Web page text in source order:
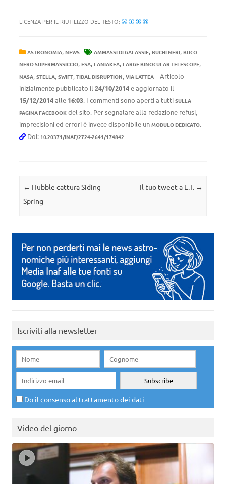
LICENZA PER IL RIUTILIZZO DEL TESTO:
ASTRONOMIA, NEWS AMMASSI DI GALASSIE, BUCHI NERI, BUCO
NERO SUPERMASSICCIO, ESA, LANIAKEA, LARGE BINOCULAR TELESCOPE,
NASA, STELLA, SWIFT, TIDAL DISRUPTION, VIA LATTEA
Articolo
inizialmente pubblicato il 24/10/2014e aggiornato il
15/12/2014alle 16:03. I commenti sono aperti a tutti SULLA
PAGINA FACEBOOK del sito. Per segnalare alla redazione refusi,
imprecisioni ed errori è invece disponibile un MODULO DEDICATO.
Doi: 10.20371/INAF/2724-2641/174842
Navigazione articolo
← Hubble cattura Siding
Spring
Il tuo tweet a E.T. →
Iscriviti alla newsletter
Do il consenso al trattamento dei dati
Video del giorno